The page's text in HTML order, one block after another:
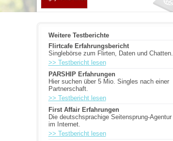
Weitere Testberichte
Flirtcafe Erfahrungsbericht
Singlebörse zum Flirten, Daten und Chatten.
>> Testbericht lesen
PARSHIP Erfahrungen
Hier suchen über 5 Mio. Singles nach einer
Partnerschaft.
>> Testbericht lesen
First Affair Erfahrungen
Die deutschsprachige Seitensprung-Agentur
im Internet.
>> Testbericht lesen